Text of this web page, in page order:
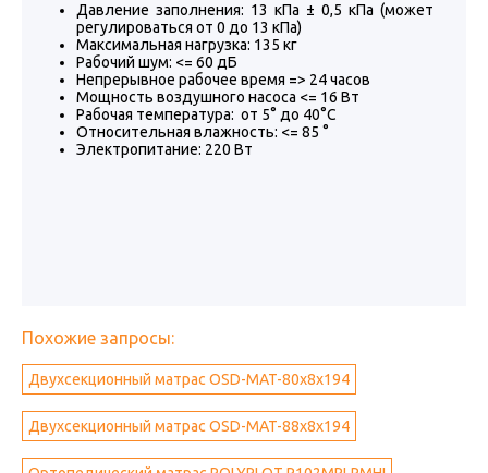
Давление заполнения: 13 кПа ± 0,5 кПа (может
регулироваться от 0 до 13 кПа)
Максимальная нагрузка: 135 кг
Рабочий шум: <= 60 дБ
Непрерывное рабочее время => 24 часов
Мощность воздушного насоса <= 16 Вт
Рабочая температура: от 5° до 40°С
Относительная влажность: <= 85 °
Электропитание: 220 Вт
Похожие запросы:
Двухсекционный матрас OSD-MAT-80x8x194
Двухсекционный матрас OSD-MAT-88x8x194